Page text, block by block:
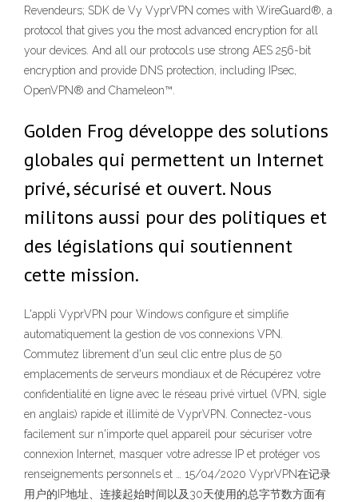
Revendeurs; SDK de Vy VyprVPN comes with WireGuard®, a
protocol that gives you the most advanced encryption for all
your devices. And all our protocols use strong AES 256-bit
encryption and provide DNS protection, including IPsec,
OpenVPN® and Chameleon™.
Golden Frog développe des solutions
globales qui permettent un Internet
privé, sécurisé et ouvert. Nous
militons aussi pour des politiques et
des législations qui soutiennent
cette mission.
L'appli VyprVPN pour Windows configure et simplifie
automatiquement la gestion de vos connexions VPN.
Commutez librement d'un seul clic entre plus de 50
emplacements de serveurs mondiaux et de Récupérez votre
confidentialité en ligne avec le réseau privé virtuel (VPN, sigle
en anglais) rapide et illimité de VyprVPN. Connectez-vous
facilement sur n'importe quel appareil pour sécuriser votre
connexion Internet, masquer votre adresse IP et protéger vos
renseignements personnels et … 15/04/2020 VyprVPN在记录
用户的IP地址、连接起始时间以及30天使用的总字节数方面有